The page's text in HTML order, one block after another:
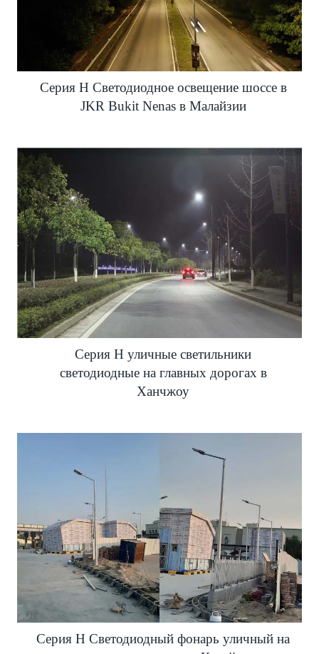
Серия H Светодиодное освещение шоссе в
JKR Bukit Nenas в Малайзии
Серия H уличные светильники
светодиодные на главных дорогах в
Ханчжоу
Серия H Светодиодный фонарь уличный на